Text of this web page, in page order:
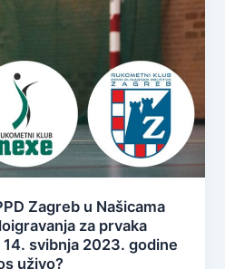
Zagreb u Našicama
za prvaka
svibnja 2023. godine
uživo?